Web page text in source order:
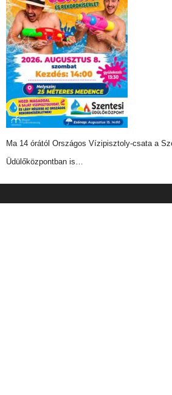
Ma 14 órától Országos Vízipisztoly-csata a
Üdülőközpontban is…